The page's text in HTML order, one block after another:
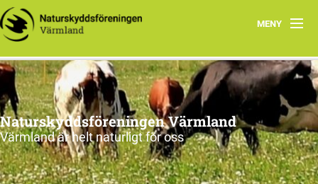
MENY
Vad vi gör
Om oss
Kontakt
Naturskyddsföreningen Värmland
Värmland är helt naturligt för oss